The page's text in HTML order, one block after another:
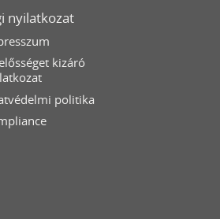
nyilatkozat
kizáró
politika